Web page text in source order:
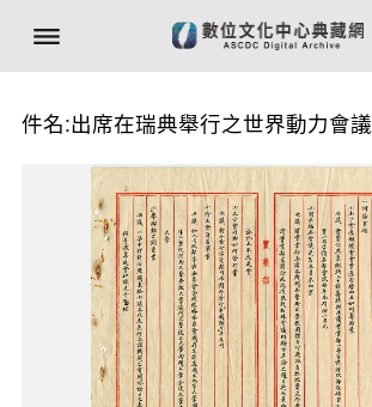
件名:出席在瑞典舉行之世界動力會議